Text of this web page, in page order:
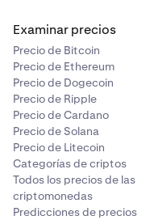
Examinar precios
Precio de Bitcoin
Precio de Ethereum
Precio de Dogecoin
Precio de Ripple
Precio de Cardano
Precio de Solana
Precio de Litecoin
Categorías de criptos
Todos los precios de las
criptomonedas
Predicciones de precios